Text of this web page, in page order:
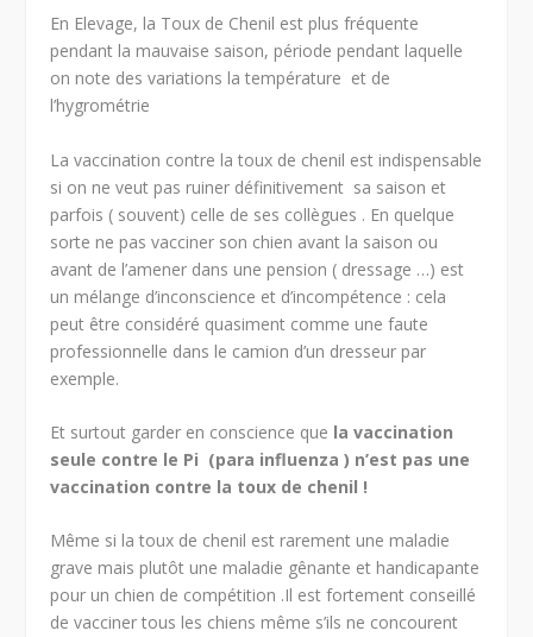
En Elevage, la Toux de Chenil est plus fréquente
pendant la mauvaise saison, période pendant laquelle
on note des variations la température et de
l’hygrométrie
La vaccination contre la toux de chenil est indispensable
si on ne veut pas ruiner définitivement sa saison et
parfois ( souvent) celle de ses collègues . En quelque
sorte ne pas vacciner son chien avant la saison ou
avant de l’amener dans une pension ( dressage …) est
un mélange d’inconscience et d’incompétence : cela
peut être considéré quasiment comme une faute
professionnelle dans le camion d’un dresseur par
exemple.
Et surtout garder en conscience que la vaccination
seule contre le Pi (para influenza ) n’est pas une
vaccination contre la toux de chenil !
Même si la toux de chenil est rarement une maladie
grave mais plutôt une maladie gênante et handicapante
pour un chien de compétition .Il est fortement conseillé
de vacciner tous les chiens même s’ils ne concourent